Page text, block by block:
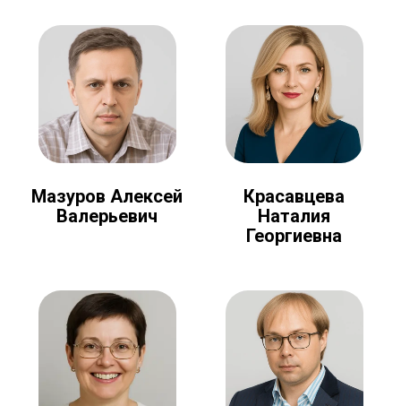
Мазуров Алексей
Валерьевич
Красавцева
Наталия
Георгиевна